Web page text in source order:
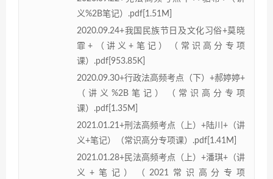
义%2B笔记）.pdf[1.51M]
2020.09.24+我国民族节日及文化习俗+莫晓
霏+（讲义+笔记）（常识高分专项
课）.pdf[953.85K]
2020.09.30+行政法高频考点（下）+郝婷婷+
（讲义%2B笔记）（常识高分专项
课）.pdf[1.35M]
2021.01.21+刑法高频考点（上）+陆川+（讲
义+笔记）（常识高分专项课）.pdf[1.41M]
2021.01.28+民法高频考点（上）+潘琪+（讲
义+笔记）（2021常识高分专项